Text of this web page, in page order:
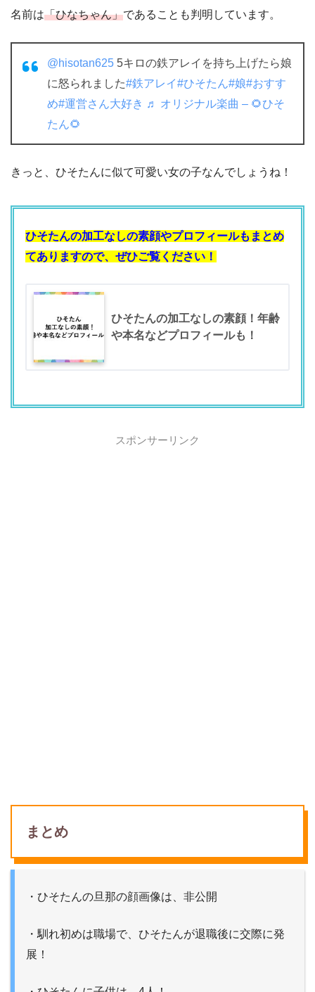
名前は「ひなちゃん」であることも判明しています。
@hisotan625 5キロの鉄アレイを持ち上げたら娘
に怒られました#鉄アレイ#ひそたん#娘#おすす
め#運営さん大好き ♬ オリジナル楽曲 – 🌻ひそ
たん🌻
きっと、ひそたんに似て可愛い女の子なんでしょうね！
ひそたんの加工なしの素顔やプロフィールもまとめ
てありますので、ぜひご覧ください！
ひそたんの加工なしの素顔！年齢
や本名などプロフィールも！
スポンサーリンク
まとめ
・ひそたんの旦那の顔画像は、非公開
・馴れ初めは職場で、ひそたんが退職後に交際に発
展！